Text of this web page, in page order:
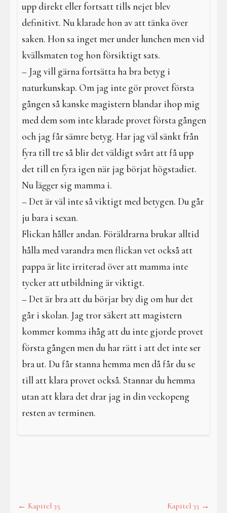
upp direkt eller fortsatt tills nejet blev
definitivt. Nu klarade hon av att tänka över
saken. Hon sa inget mer under lunchen men vid
kvällsmaten tog hon försiktigt sats.
– Jag vill gärna fortsätta ha bra betyg i
naturkunskap. Om jag inte gör provet första
gången så kanske magistern blandar ihop mig
med dem som inte klarade provet första gången
och jag får sämre betyg. Har jag väl sänkt från
fyra till tre så blir det väldigt svårt att få upp
det till en fyra igen när jag börjat högstadiet.
Nu lägger sig mamma i.
– Det är väl inte så viktigt med betygen. Du går
ju bara i sexan.
Flickan håller andan. Föräldrarna brukar alltid
hålla med varandra men flickan vet också att
pappa är lite irriterad över att mamma inte
tycker att utbildning är viktigt.
– Det är bra att du börjar bry dig om hur det
går i skolan. Jag tror säkert att magistern
kommer komma ihåg att du inte gjorde provet
första gången men du har rätt i att det inte ser
bra ut. Du får stanna hemma men då får du se
till att klara provet också. Stannar du hemma
utan att klara det drar jag in din veckopeng
resten av terminen.
← Kapitel 35 Kapitel 33 →